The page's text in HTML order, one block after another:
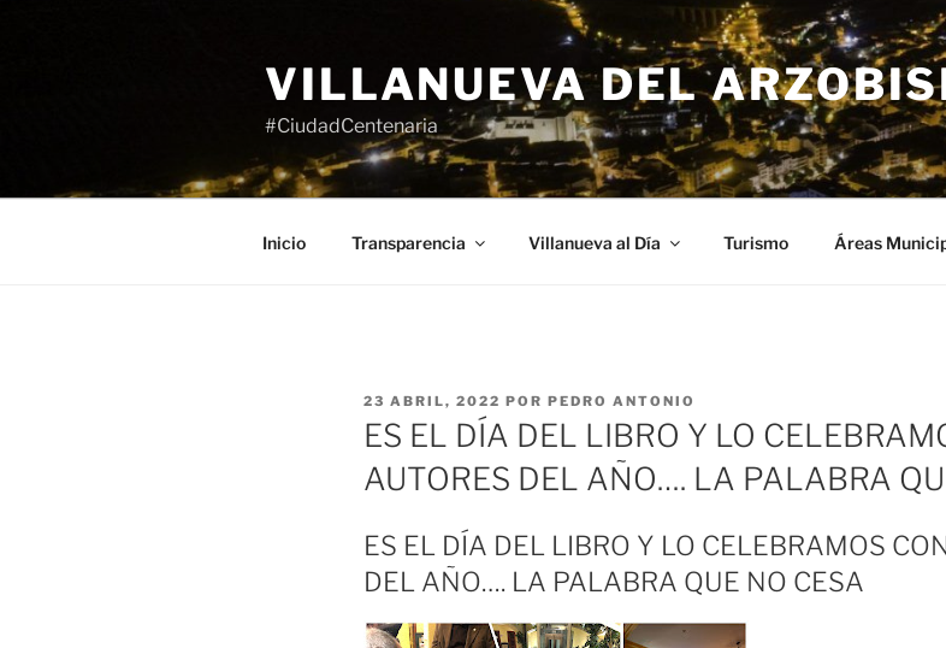
VILLANUEVA DEL
#CiudadCentenaria
Inicio Transparencia Villanueva al Día Turismo Áreas
PUBLICADO
EL
23 ABRIL, 2022 POR PEDRO ANTONIO
ES EL DÍA DEL LIBRO Y LO
AUTORES DEL AÑO…. LA PALABRA
ES EL DÍA DEL LIBRO Y LO CELEBRAMOS
DEL AÑO…. LA PALABRA QUE NO CESA